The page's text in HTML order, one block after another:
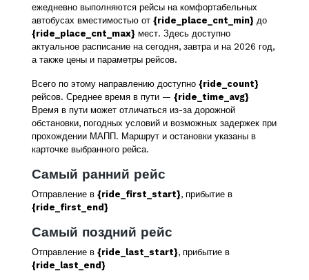
ежедневно выполняются рейсы на комфортабельных
автобусах вместимостью от {ride_place_cnt_min} до
{ride_place_cnt_max} мест. Здесь доступно
актуальное расписание на сегодня, завтра и на 2026 год,
а также цены и параметры рейсов.
Всего по этому направлению доступно {ride_count}
рейсов. Среднее время в пути — {ride_time_avg}
Время в пути может отличаться из-за дорожной
обстановки, погодных условий и возможных задержек при
прохождении МАПП. Маршрут и остановки указаны в
карточке выбранного рейса.
Самый ранний рейс
Отправление в {ride_first_start}, прибытие в
{ride_first_end}
Самый поздний рейс
Отправление в {ride_last_start}, прибытие в
{ride_last_end}